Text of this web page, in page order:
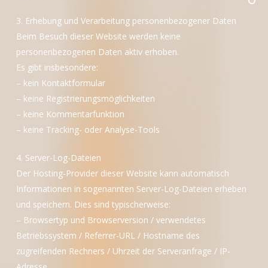
3. Erhebung und Verarbeitung personenbezogener Daten
Beim Besuch dieser Website werden keine
personenbezogenen Daten aktiv erhoben.
Es gibt insbesondere:
– kein Kontaktformular
– keine Registrierungsmöglichkeiten
– keine Kommentarfunktion
– keine Tracking- oder Analyse-Tools
4. Server-Log-Dateien
Der Hosting-Provider dieser Website kann automatisch
Informationen in sogenannten Server-Log-Dateien erheben
und speichern. Dies sind typischerweise:
– Browsertyp und Browserversion / verwendetes
Betriebssystem / Referrer-URL / Hostname des
zugreifenden Rechners / Uhrzeit der Serveranfrage / IP-